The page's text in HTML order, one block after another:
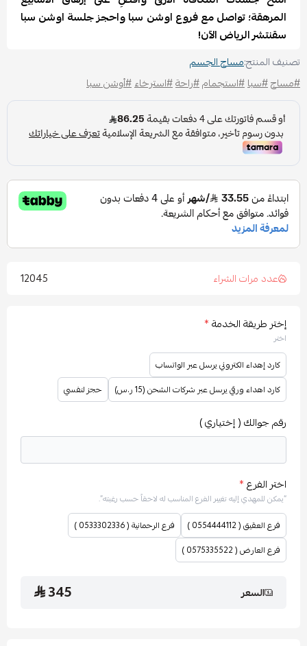
المرهقة؛ تواصل مع فروع اوشن سبا واحجز جلسة اوشن سبا
سقنتشر الرياض الآن!
تصنيف المنتج:مساج الجسم
#مساج#سبا#استجمام#راحة#استرخاء#أوشن سبا
عدد مرات الشراء 12045
إختر طريقة الخدمة*
اختر
كارد إهداء الكتروني يرسل عبر الواتساب
كارد اهداء ورقي يرسل عبر شركات الشحن (15 ر.س)
حجز لنفسي
رقم جوالك ( إختياري )
اختر الفرع*
“يمكن للمهدي إليه تغيير الفرع المناسب له لاحقاً حسب رغبته”.
فرع العقيق ( 0554444112 )
فرع الرحمانية ( 0533302336 )
فرع العارض ( 0575335522 )
السعر 345